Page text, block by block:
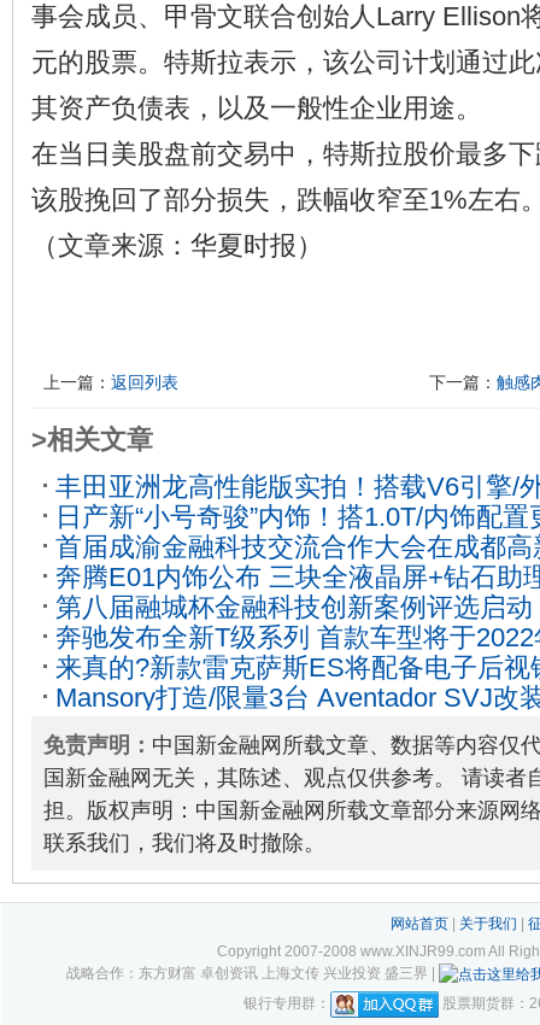
事会成员、甲骨文联合创始人Larry Ellison
元的股票。特斯拉表示，该公司计划通过
其资产负债表，以及一般性企业用途。
在当日美股盘前交易中，特斯拉股价最多
该股挽回了部分损失，跌幅收窄至1%左右
（文章来源：华夏时报）
上一篇： 返回列表 下一篇： 触感
>相关文章
丰田亚洲龙高性能版实拍！搭载V6引擎/
08
日产新“小号奇骏”内饰！搭1.0T/内饰配置
首届成渝金融科技交流合作大会在成都
23
奔腾E01内饰公布 三块全液晶屏+钻石助
第八届融城杯金融科技创新案例评选启
Fintech最佳实践2023-05-23
奔驰发布全新T级系列 首款车型将于
来真的?新款雷克萨斯ES将配备电子后视
Mansory打造/限量3台 Aventador SVJ改
免责声明： 中国新金融网所载文章、数据等内容仅
国新金融网无关，其陈述、观点仅供参考。 请读者
担。版权声明：中国新金融网所载文章部分来源网
联系我们，我们将及时撤除。
网站首页| 关于我们
Copyright 2007-2008 www.XINJR99.com All
战略合作：东方财富 卓创资讯 上海文传 兴业投资 盛三界 |
银行专用群：
股票期货群：